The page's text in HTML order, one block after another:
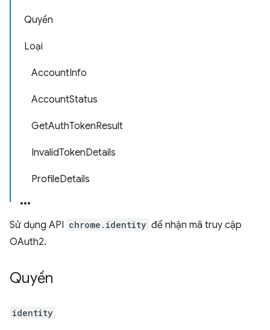
Quyền
Loại
AccountInfo
AccountStatus
GetAuthTokenResult
InvalidTokenDetails
ProfileDetails
Sử dụng API chrome.identity để nhận mã truy cập
OAuth2.
Quyền
identity